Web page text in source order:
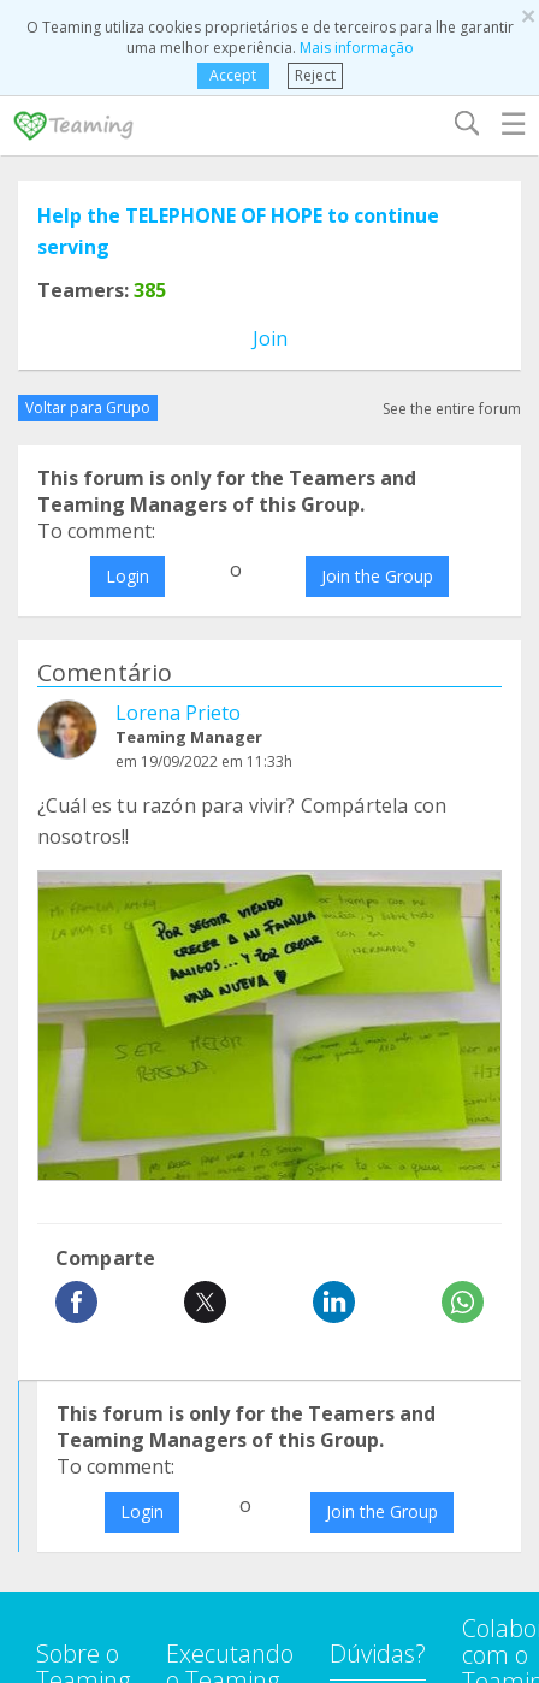
×
O Teaming utiliza cookies proprietários e de terceiros para lhe garantir
uma melhor experiência. Mais informação
Accept
Reject
☰
Help the TELEPHONE OF HOPE to continue
serving
Teamers:385
Join
Voltar para Grupo See the entire forum
This forum is only for the Teamers and
Teaming Managers of this Group.
To comment:
Login o Join the Group
Comentário
Lorena Prieto
Teaming Manager
em 19/09/2022 em 11:33h
¿Cuál es tu razón para vivir? Compártela con
nosotros!!
Comparte
This forum is only for the Teamers and
Teaming Managers of this Group.
To comment:
Login o Join the Group
Sobre o
Executando
Dúvidas?
com o